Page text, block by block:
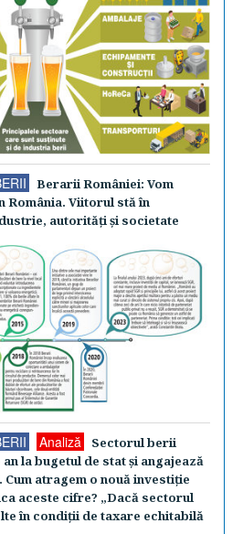
Berarii României: Vom
România. Viitorul stă în
autorităţi şi societate
Analiză
Sectorul berii
an la bugetul de stat şi angajează
Cum atragem o nouă investiţie
aceste cifre? „Dacă sectorul
în condiţii de taxare echitabilă